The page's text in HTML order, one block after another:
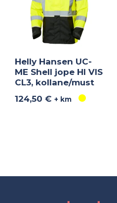
Helly Hansen UC-
ME Shell jope HI VIS
CL3, kollane/must
124,50€ + km